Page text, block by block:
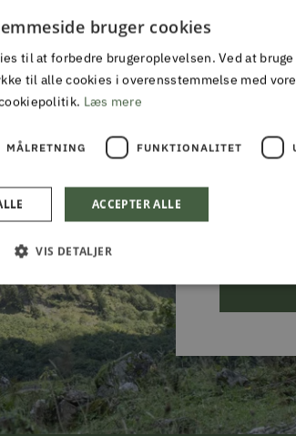
TILMELD
bruger cookies
til at forbedre brugeroplevelsen. Ved at bruge
til alle cookies i overensstemmelse med
Læs mere
MÅLRETNING FUNKTIONALITET
ACCEPTER ALLE
VIS DETALJER